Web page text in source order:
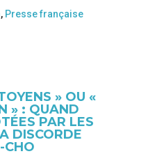
, Presse française
» OU «
» : QUAND
PAR LES
DISCORDE
CHO